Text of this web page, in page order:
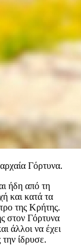
Γόρτυνα.
ήδη από τη
και κατά τα
της Κρήτης.
στον Γόρτυνα
άλλοι να έχει
ίδρυσε.